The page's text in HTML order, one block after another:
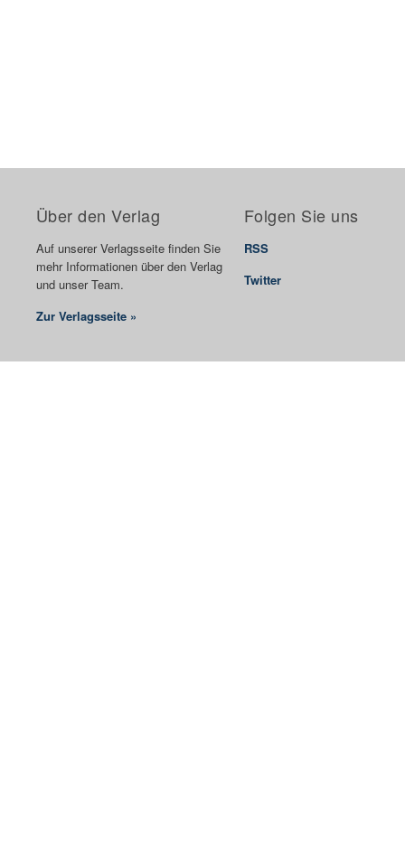
Über den Verlag
Auf unserer Verlagsseite finden Sie
mehr Informationen über den Verlag
und unser Team.
Zur Verlagsseite »
Folgen Sie uns
RSS
Twitter